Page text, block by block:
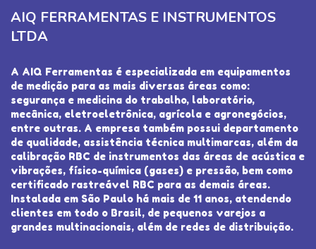
AIQ FERRAMENTAS E INSTRUMENTOS
LTDA
A AIQ Ferramentas é especializada em equipamentos
de medição para as mais diversas áreas como:
segurança e medicina do trabalho, laboratório,
mecânica, eletroeletrônica, agrícola e agronegócios,
entre outras. A empresa também possui departamento
de qualidade, assistência técnica multimarcas, além da
calibração RBC de instrumentos das áreas de acústica e
vibrações, físico-química (gases) e pressão, bem como
certificado rastreável RBC para as demais áreas.
Instalada em São Paulo há mais de 11 anos, atendendo
clientes em todo o Brasil, de pequenos varejos a
grandes multinacionais, além de redes de distribuição.